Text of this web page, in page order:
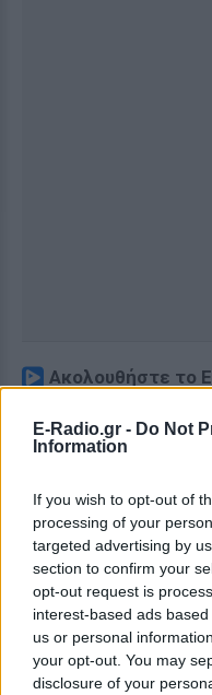
E-Radio.gr - Do Not
Information
If you wish to opt-out of
processing of your
targeted advertising by
section to confirm your
opt-out request is
interest-based ads
us or personal
your opt-out. You may
disclosure of your
Ακολουθήστε το
Διαβάστε
Pink.gr!
Ακολουθήστε το